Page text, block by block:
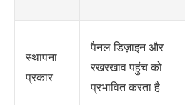
स्थापना
प्रकार
पैनल डिज़ाइन और
रखरखाव पहुंच को
प्रभावित करता है